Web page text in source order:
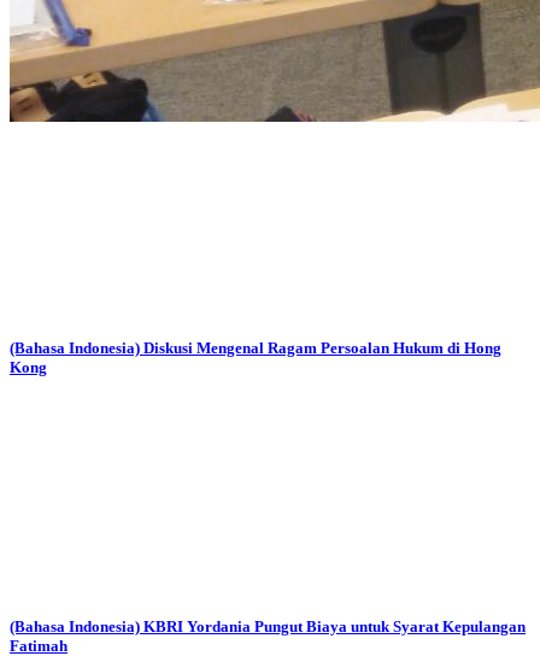
(Bahasa Indonesia) Diskusi Mengenal Ragam Persoalan Hukum di Hong
Kong
(Bahasa Indonesia) KBRI Yordania Pungut Biaya untuk Syarat Kepulangan
Fatimah